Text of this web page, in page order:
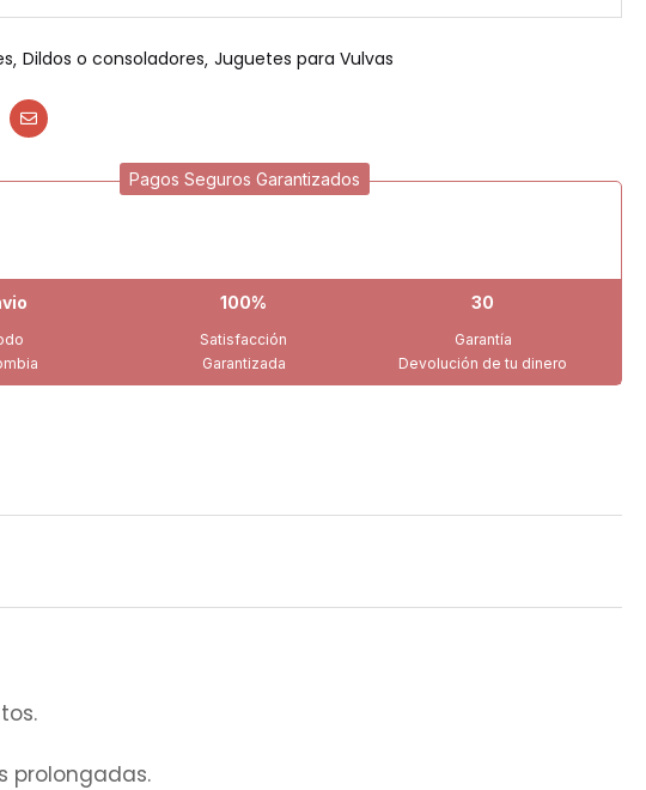
Dildos o consoladores Juguetes para Vulvas
Pagos Seguros Garantizados
100%
Satisfacción
Garantizada
30
Garantía
Devolución de tu dinero
prolongadas.